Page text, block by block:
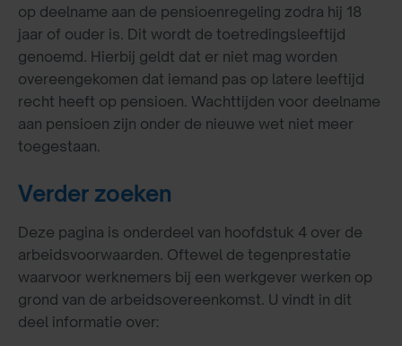
op deelname aan de pensioenregeling zodra hij 18
jaar of ouder is. Dit wordt de toetredingsleeftijd
genoemd. Hierbij geldt dat er niet mag worden
overeengekomen dat iemand pas op latere leeftijd
recht heeft op pensioen. Wachttijden voor deelname
aan pensioen zijn onder de nieuwe wet niet meer
toegestaan.
Verder zoeken
Deze pagina is onderdeel van hoofdstuk 4 over de
arbeidsvoorwaarden. Oftewel de tegenprestatie
waarvoor werknemers bij een werkgever werken op
grond van de arbeidsovereenkomst. U vindt in dit
deel informatie over: